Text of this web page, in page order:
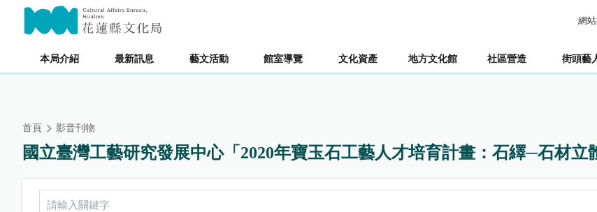
內
網
本局介紹 最新訊息 藝文活動 館室導覽 文化資產 地方文化館 社區營造 街頭藝
主要內容區塊
首頁 影音刊物
國立臺灣工藝研究發展中心「2020年寶玉石工藝人才培育計畫：石繹─石材立